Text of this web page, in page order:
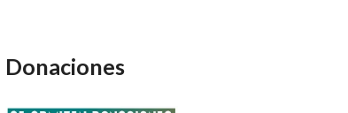
Donaciones